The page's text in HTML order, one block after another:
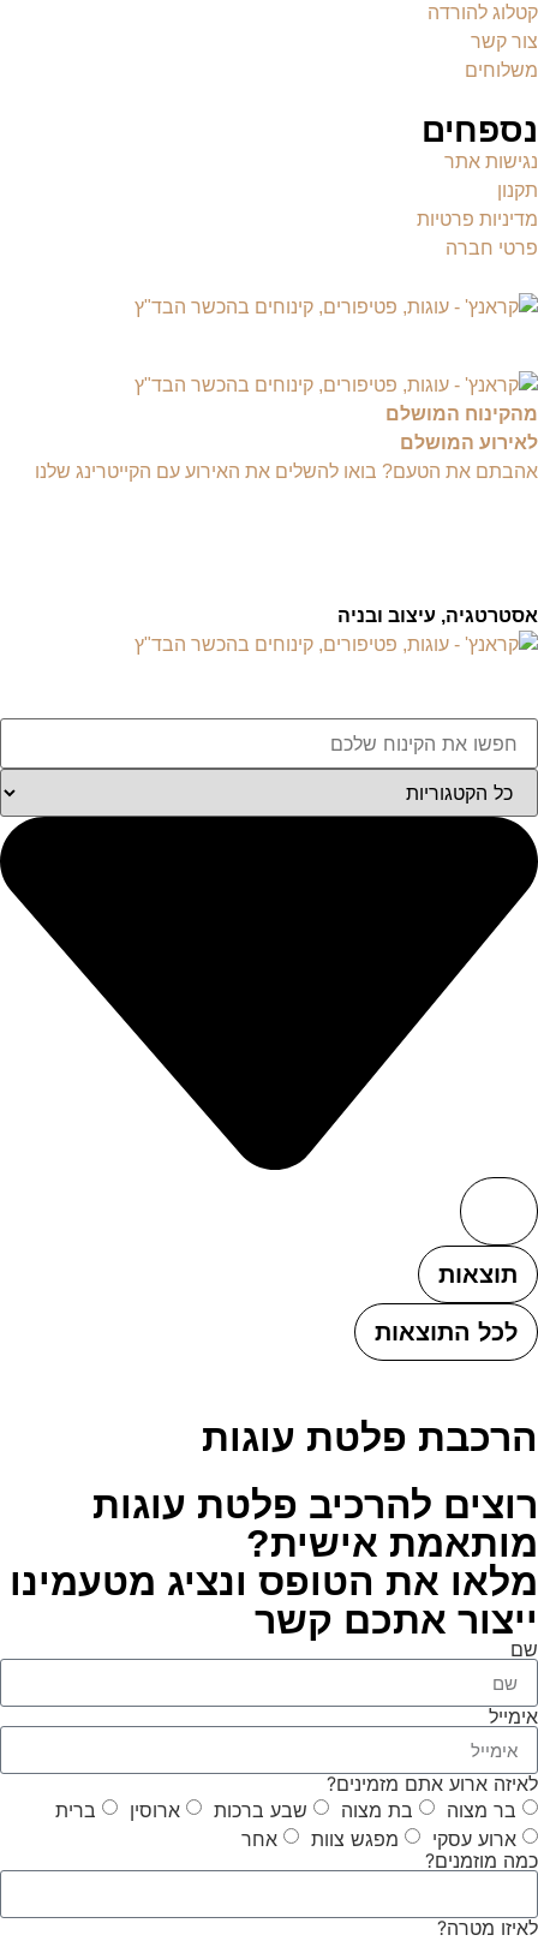
קטלוג להורדה
צור קשר
משלוחים
נספחים
נגישות אתר
תקנון
מדיניות פרטיות
פרטי חברה
מהקינוח המושלם
לאירוע המושלם
אהבתם את הטעם? בואו להשלים את האירוע עם הקייטרינג שלנו
אסטרטגיה, עיצוב ובניה
תוצאות
לכל התוצאות
הרכבת פלטת עוגות
רוצים להרכיב פלטת עוגות
מותאמת אישית?
מלאו את הטופס ונציג מטעמינו
ייצור אתכם קשר
שם
אימייל
לאיזה ארוע אתם מזמינים?
בר מצוה
בת מצוה שבע ברכות ארוסין
ברית
ארוע עסקי
מפגש צוות
אחר
כמה מוזמנים?
לאיזו מטרה?